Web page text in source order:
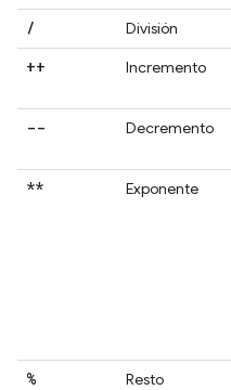
/
División
++
Incremento
-- Decremento
** Exponente
% Resto